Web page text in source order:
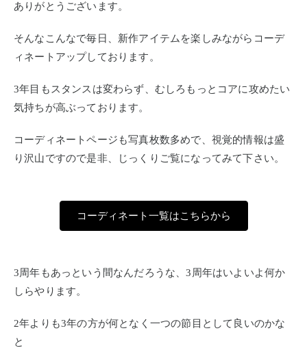
ありがとうございます。
そんなこんなで毎日、新作アイテムを楽しみながらコーデ
ィネートアップしております。
3年目もスタンスは変わらず、むしろもっとコアに攻めたい
気持ちが高ぶっております。
コーディネートページも写真枚数多めで、視覚的情報は盛
り沢山ですので是非、じっくりご覧になってみて下さい。
コーディネート一覧はこちらから
3周年もあっという間なんだろうな、3周年はいよいよ何か
しらやります。
2年よりも3年の方が何となく一つの節目として良いのかな
と